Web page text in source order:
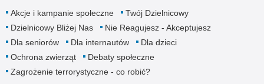
Akcje i kampanie społeczne
Twój Dzielnicowy
Dzielnicowy Bliżej Nas
Nie Reagujesz - Akceptujesz
Dla seniorów
Dla internautów
Dla dzieci
Ochrona zwierząt
Debaty społeczne
Zagrożenie terrorystyczne - co robić?